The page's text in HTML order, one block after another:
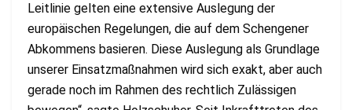
Leitlinie gelten eine extensive Auslegung der
europäischen Regelungen, die auf dem Schengener
Abkommens basieren. Diese Auslegung als Grundlage
unserer Einsatzmaßnahmen wird sich exakt, aber auch
gerade noch im Rahmen des rechtlich Zulässigen